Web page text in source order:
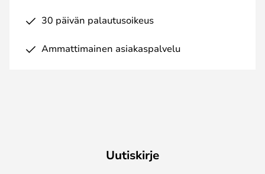
30 päivän palautusoikeus
Ammattimainen asiakaspalvelu
Uutiskirje